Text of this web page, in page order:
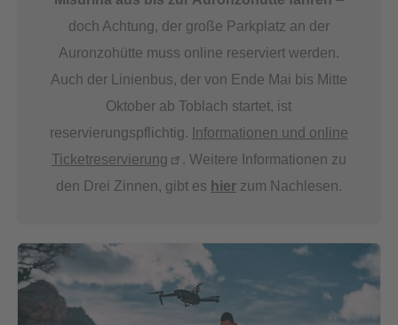
doch Achtung, der große Parkplatz an der
Auronzohütte muss online reserviert werden.
Auch der Linienbus, der von Ende Mai bis Mitte
Oktober ab Toblach startet, ist
reservierungspflichtig. Informationen und online
Ticketreservierung
. Weitere Informationen zu
den Drei Zinnen, gibt es hierzum Nachlesen.